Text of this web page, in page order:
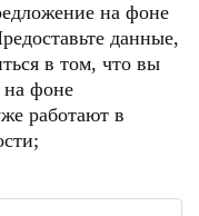
на фоне
данные,
в том, что вы
на фоне
работают в